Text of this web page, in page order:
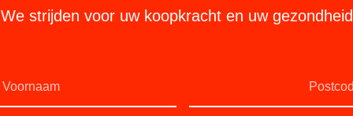
We strijden voor uw koopkracht en uw gezondheid